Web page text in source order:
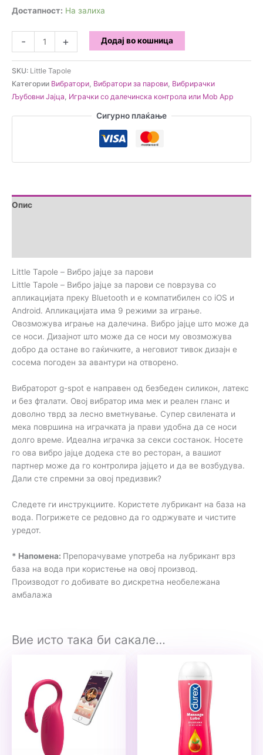
Достапност: На залиха
-
Tapole
-
Вибро
јајце
за
парови
+ Додај во кошница
SKU: Little Tapole
Категории Вибратори, Вибратори за парови, Вибрирачки
Љубовни Јајца, Играчки со далечинска контрола или Mob App
Сигурно плаќање
Опис
Little Tapole – Вибро јајце за парови
Little Tapole – Вибро јајце за парови се поврзува со
апликацијата преку Bluetooth и е компатибилен со iOS и
Android. Апликацијата има 9 режими за играње.
Oвозможува играње на далечина. Вибро јајце што може да
се носи. Дизајнот што може да се носи му овозможува
добро да остане во гаќичките, а неговиот тивок дизајн е
сосема погоден за авантури на отворено.
Вибраторот g-spot е направен од безбеден силикон, латекс
и без фталати. Овој вибратор има мек и реален гланс и
доволно тврд за лесно вметнување. Супер свилената и
мека површина на играчката ја прави удобна да се носи
долго време. Идеална играчка за секси состанок. Носете
го ова вибро јајце додека сте во ресторан, а вашиот
партнер може да го контролира јајцето и да ве возбудува.
Дали сте спремни за овој предизвик?
Следете ги инструкциите. Користете лубрикант на база на
вода. Погрижете се редовно да го одржувате и чистите
уредот.
* Напомена: Препорачуваме употреба на лубрикант врз
база на вода при користење на овој производ.
Производот го добивате во дискретна необележана
амбалажа
Вие исто така би сакале…